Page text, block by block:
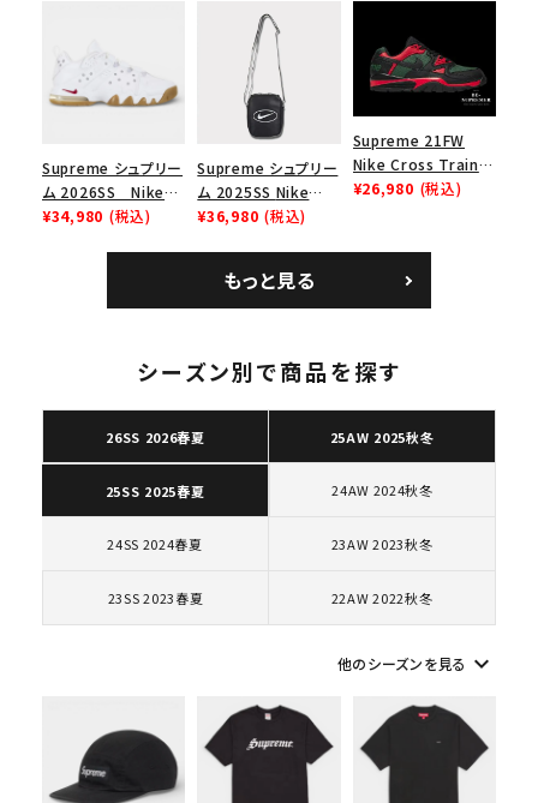
キーワードから探す
search
人気ワード 2026SS 2025AW 2025SS
Tシャツ・ロングスリーブ
キャップ・ハット
パーカー・クルーネック
ショルダー・ウエストバッグ
ボックスロゴ ブラックスウェット
コラボレーションブランドから探す
シーズンから探す
並び順
価格から探す
絞り込んで検索する
ューズ ホワイト
ナイキ SB ダンク ロ
ー スニーカー ホワイ
Supreme シュプリー
ム 2026SS Nike
SB Air Max 2 CB 94
¥34,980 (税込)
Supreme シュプリー
ム 2025SS Nike
Leather Shoulder
ク 黒
¥36,980 (税込)
Supreme 21FW
Nike Cross Trainer
Low ナイキクロスト
¥26,980 (税込)
もっと見る
シーズン別で商品を探す
26SS 2026春夏 25AW 2025秋冬
25SS 2025春夏 24AW 2024秋冬
24SS 2024春夏 23AW 2023秋冬
23SS 2023春夏 22AW 2022秋冬
他のシーズンを見る keyboard_arrow_down